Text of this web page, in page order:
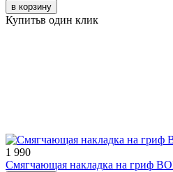
в корзину
Купитьв один клик
1 990
Смягчающая накладка на гриф